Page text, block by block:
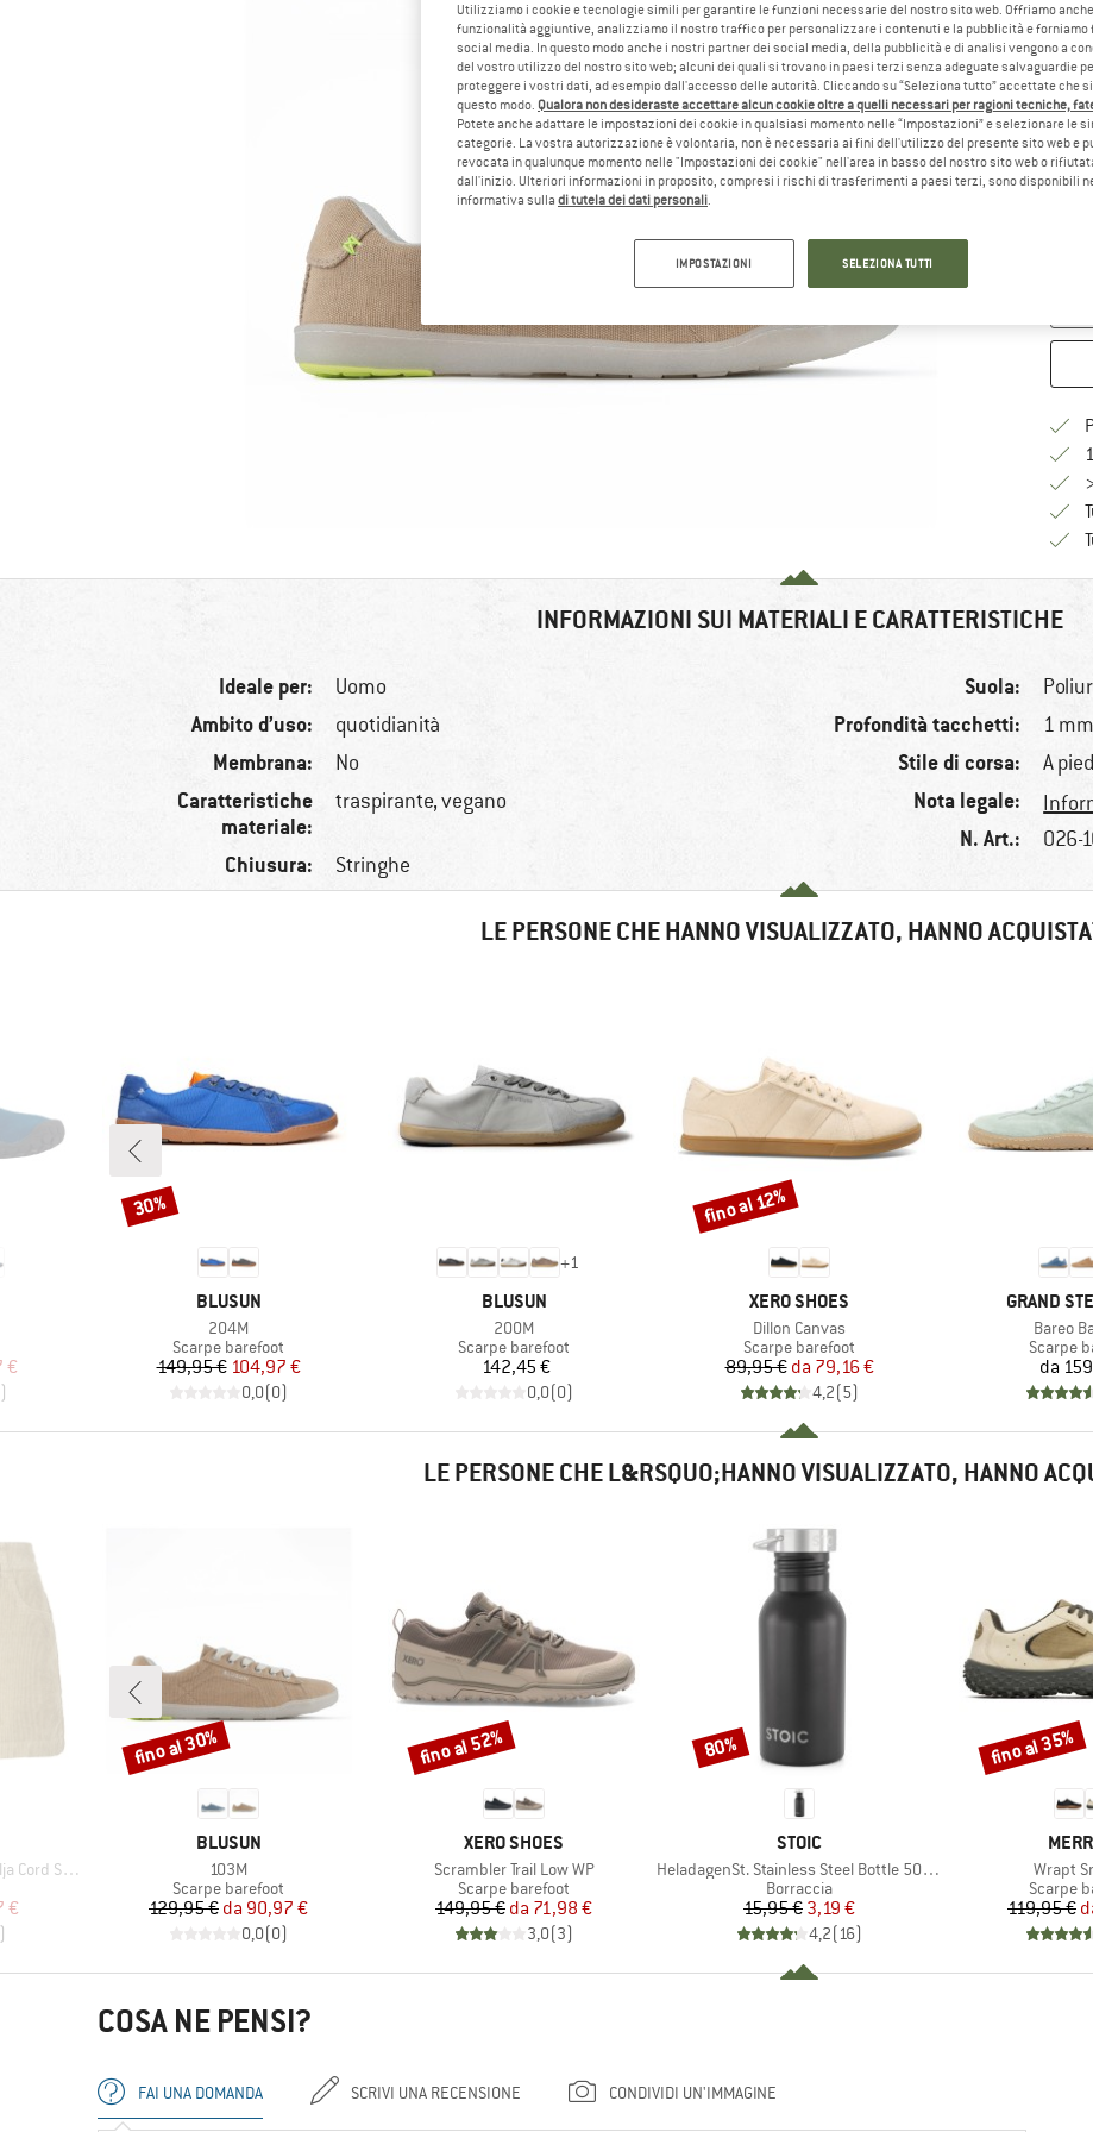
20%
EU
EU
Guida
INFORMAZIONI SUI MATERIALI E CARATTERISTICHE
Ideale per: Uomo
Ambito d’uso: quotidianità
Membrana: No
Caratteristiche
materiale:
traspirante, vegano
Chiusura: Stringhe
Suola:
Profondità tacchetti: 1 mm
Stile di corsa: A
Nota legale:
N. Art.: 026-
LE PERSONE CHE HANNO VISUALIZZATO, HANNO
€
)
MARCHIO
BLUSUN
Articolo
204M
Gruppo di prodotti
Scarpe barefoot
Prezzo
149,95 €Prezzo ridotto
104,97 €
0,0(0)
Sconto
30%
+1
MARCHIO
BLUSUN
Articolo
200M
Gruppo di prodotti
Scarpe barefoot
Prezzo
142,45 €
0,0(0)
MARCHIO
XERO SHOES
Articolo
Dillon Canvas
Gruppo di prodotti
Scarpe barefoot
Prezzo
89,95 € Prezzo ridotto
da 79,16 €
4,2(5)
Sconto
fino al 12%
MARCHIO
GRAND
Articolo
Bareo
Gruppo
Scarpe
da
LE PERSONE CHE L&RSQUO;HANNO VISUALIZZATO, HANNO
Shorts
€
MARCHIO
BLUSUN
Articolo
103M
Gruppo di prodotti
Scarpe barefoot
Prezzo
129,95 € Prezzo ridotto
da 90,97 €
0,0(0)
Sconto
fino al 30%
MARCHIO
XERO SHOES
Articolo
Scrambler Trail Low WP
Gruppo di prodotti
Scarpe barefoot
Prezzo
149,95 € Prezzo ridotto
da 71,98 €
3,0(3)
Sconto
fino al 52%
MARCHIO
STOIC
Articolo
HeladagenSt. Stainless Steel Bottle 500ml
Gruppo di prodotti
Borraccia
Prezzo
15,95 €Prezzo ridotto
3,19 €
4,2(16)
Sconto
80%
Articolo
Wrapt
Gruppo
Scarpe
119,95 €
Sconto
fino al 35%
COSA NE PENSI?
FAI UNA DOMANDA SCRIVI UNA RECENSIONE CONDIVIDI UN'IMMAGINE
Utilizziamo i cookie e tecnologie simili per garantire le funzioni necessarie del nostro sito web. Offriamo
funzionalità aggiuntive, analizziamo il nostro traffico per personalizzare i contenuti e la pubblicità e forniamo
social media. In questo modo anche i nostri partner dei social media, della pubblicità e di analisi vengono a
del vostro utilizzo del nostro sito web; alcuni dei quali si trovano in paesi terzi senza adeguate salvaguardie
proteggere i vostri dati, ad esempio dall'accesso delle autorità. Cliccando su “Seleziona tutto” accettate che
questo modo. Qualora non desideraste accettare alcun cookie oltre a quelli necessari per ragioni tecniche,
Potete anche adattare le impostazioni dei cookie in qualsiasi momento nelle “Impostazioni” e selezionare le
categorie. La vostra autorizzazione è volontaria, non è necessaria ai fini dell'utilizzo del presente sito web e
revocata in qualunque momento nelle "Impostazioni dei cookie" nell'area in basso del nostro sito web o
dall'inizio. Ulteriori informazioni in proposito, compresi i rischi di trasferimenti a paesi terzi, sono disponibili
informativa sulla di tutela dei dati personali
IMPOSTAZIONI SELEZIONA TUTTI